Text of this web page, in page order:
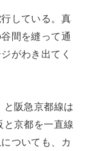
している。真
間を縫って通
がわき出てく
と阪急京都線は
と京都を一直線
ついても、カ